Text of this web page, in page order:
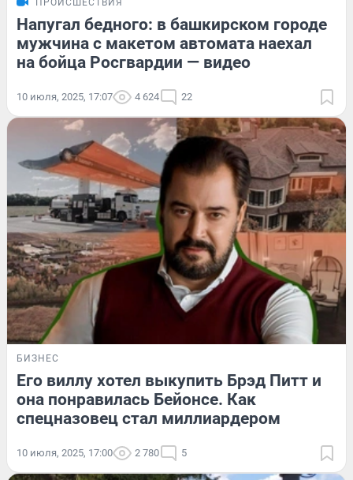
ПРОИСШЕСТВИЯ
Напугал бедного: в башкирском городе
мужчина с макетом автомата наехал
на бойца Росгвардии — видео
10 июля, 2025, 17:07 4 624 22
БИЗНЕС
Его виллу хотел выкупить Брэд Питт и
она понравилась Бейонсе. Как
спецназовец стал миллиардером
10 июля, 2025, 17:00 2 780 5